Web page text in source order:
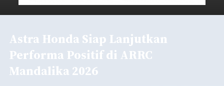
Astra Honda Siap Lanjutkan
Performa Positif di ARRC
Mandalika 2026